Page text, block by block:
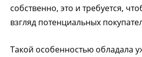
собственно, это и требуется,
взгляд потенциальных
Такой особенностью обладала